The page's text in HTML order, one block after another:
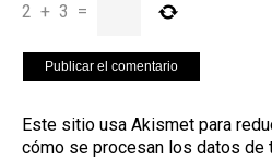
2 + 3 =
Este sitio usa Akismet para
cómo se procesan los datos de